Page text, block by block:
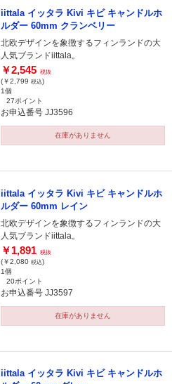
iittala イッタラ Kivi キビ キャンドルホ
ルダー 60mm クランベリー
北欧デザインを象徴するフィンランドの大
人気ブランドiittala。
￥2,545 税抜
(￥2,799 税込)
1個
27ポイント
お申込番号 JJ3596
在庫がありません
iittala イッタラ Kivi キビ キャンドルホ
ルダー 60mm レイン
北欧デザインを象徴するフィンランドの大
人気ブランドiittala。
￥1,891 税抜
(￥2,080 税込)
1個
20ポイント
お申込番号 JJ3597
在庫がありません
iittala イッタラ Kivi キビ キャンドルホ